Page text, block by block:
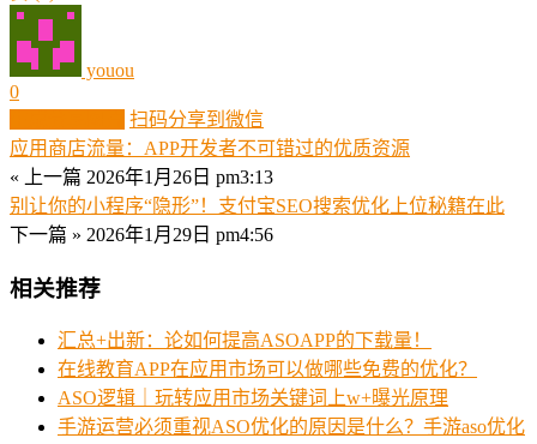
youou
0
扫码分享到微信
应用商店流量：APP开发者不可错过的优质资源
« 上一篇 2026年1月26日 pm3:13
别让你的小程序“隐形”！支付宝SEO搜索优化上位秘籍在此
下一篇 » 2026年1月29日 pm4:56
相关推荐
汇总+出新：论如何提高ASOAPP的下载量！
在线教育APP在应用市场可以做哪些免费的优化？
ASO逻辑｜玩转应用市场关键词上w+曝光原理
手游运营必须重视ASO优化的原因是什么？手游aso优化